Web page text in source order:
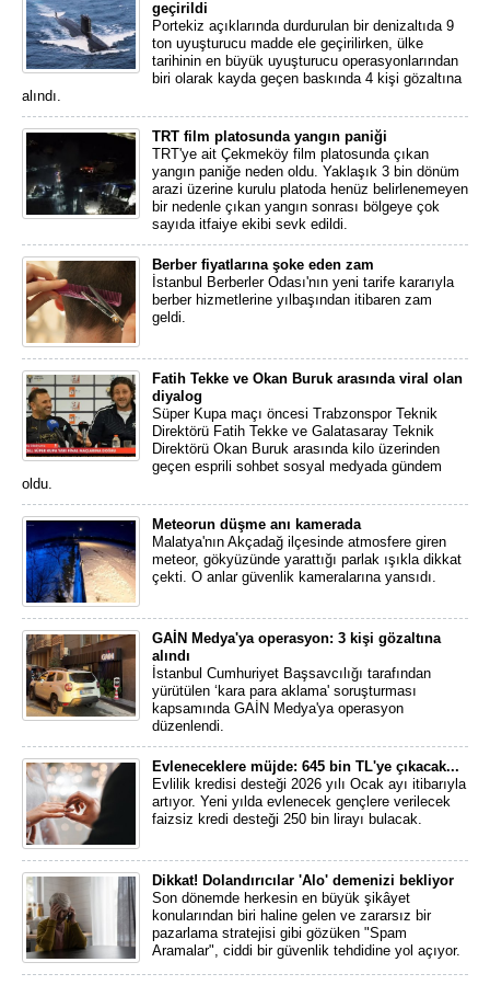
geçirildi
Portekiz açıklarında durdurulan bir denizaltıda 9
ton uyuşturucu madde ele geçirilirken, ülke
tarihinin en büyük uyuşturucu operasyonlarından
biri olarak kayda geçen baskında 4 kişi gözaltına
alındı.
TRT film platosunda yangın paniği
TRT'ye ait Çekmeköy film platosunda çıkan
yangın paniğe neden oldu. Yaklaşık 3 bin dönüm
arazi üzerine kurulu platoda henüz belirlenemeyen
bir nedenle çıkan yangın sonrası bölgeye çok
sayıda itfaiye ekibi sevk edildi.
Berber fiyatlarına şoke eden zam
İstanbul Berberler Odası'nın yeni tarife kararıyla
berber hizmetlerine yılbaşından itibaren zam
geldi.
Fatih Tekke ve Okan Buruk arasında viral olan
diyalog
Süper Kupa maçı öncesi Trabzonspor Teknik
Direktörü Fatih Tekke ve Galatasaray Teknik
Direktörü Okan Buruk arasında kilo üzerinden
geçen esprili sohbet sosyal medyada gündem
oldu.
Meteorun düşme anı kamerada
Malatya'nın Akçadağ ilçesinde atmosfere giren
meteor, gökyüzünde yarattığı parlak ışıkla dikkat
çekti. O anlar güvenlik kameralarına yansıdı.
GAİN Medya'ya operasyon: 3 kişi gözaltına
alındı
İstanbul Cumhuriyet Başsavcılığı tarafından
yürütülen ‘kara para aklama' soruşturması
kapsamında GAİN Medya'ya operasyon
düzenlendi.
Evleneceklere müjde: 645 bin TL'ye çıkacak...
Evlilik kredisi desteği 2026 yılı Ocak ayı itibarıyla
artıyor. Yeni yılda evlenecek gençlere verilecek
faizsiz kredi desteği 250 bin lirayı bulacak.
Dikkat! Dolandırıcılar 'Alo' demenizi bekliyor
Son dönemde herkesin en büyük şikâyet
konularından biri haline gelen ve zararsız bir
pazarlama stratejisi gibi gözüken "Spam
Aramalar", ciddi bir güvenlik tehdidine yol açıyor.